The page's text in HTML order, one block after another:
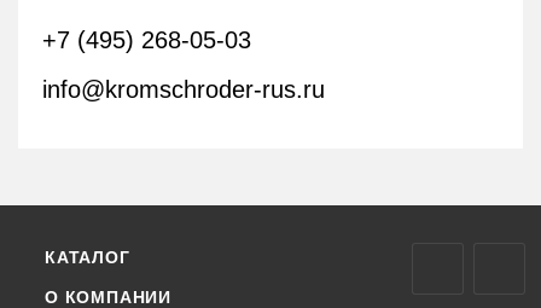
+7 (495) 268-05-03
info@kromschroder-rus.ru
КАТАЛОГ
О КОМПАНИИ